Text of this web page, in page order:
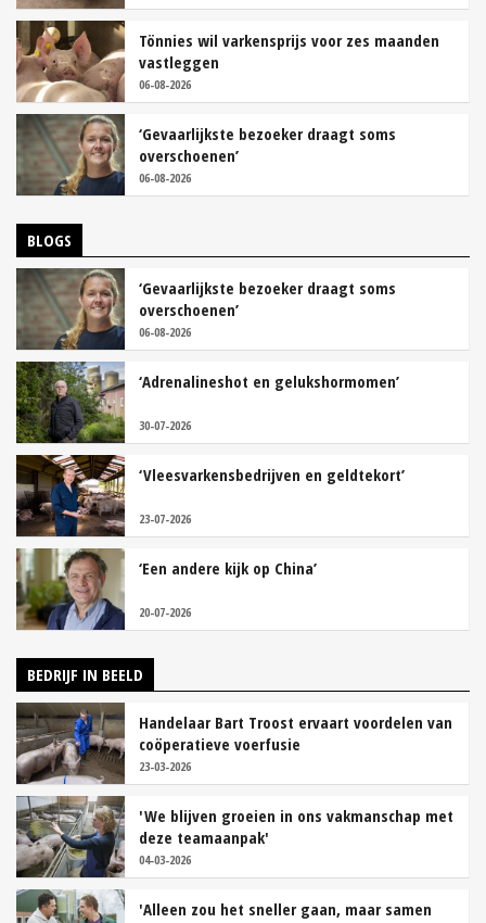
Tönnies wil varkensprijs voor zes maanden
vastleggen
06-08-2026
‘Gevaarlijkste bezoeker draagt soms
overschoenen’
06-08-2026
BLOGS
‘Gevaarlijkste bezoeker draagt soms
overschoenen’
06-08-2026
‘Adrenalineshot en gelukshormomen’
30-07-2026
‘Vleesvarkensbedrijven en geldtekort’
23-07-2026
‘Een andere kijk op China’
20-07-2026
BEDRIJF IN BEELD
Handelaar Bart Troost ervaart voordelen van
coöperatieve voerfusie
23-03-2026
'We blijven groeien in ons vakmanschap met
deze teamaanpak'
04-03-2026
'Alleen zou het sneller gaan, maar samen